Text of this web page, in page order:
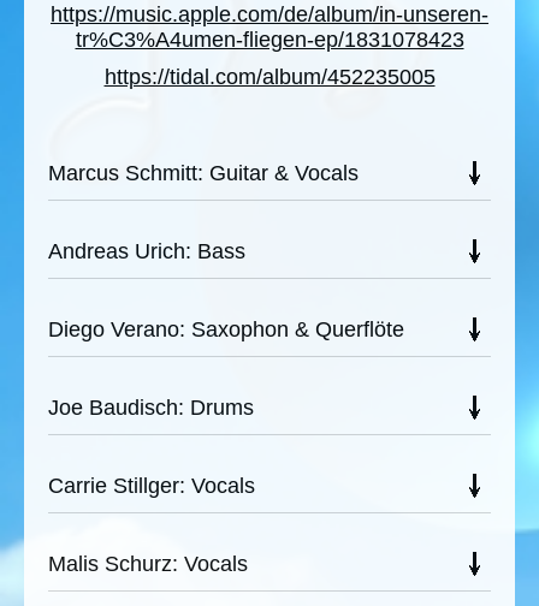
https://music.apple.com/de/album/in-unseren-
tr%C3%A4umen-fliegen-ep/1831078423
https://tidal.com/album/452235005
Marcus Schmitt: Guitar & Vocals
Andreas Urich: Bass
Diego Verano: Saxophon & Querflöte
Joe Baudisch: Drums
Carrie Stillger: Vocals
Malis Schurz: Vocals